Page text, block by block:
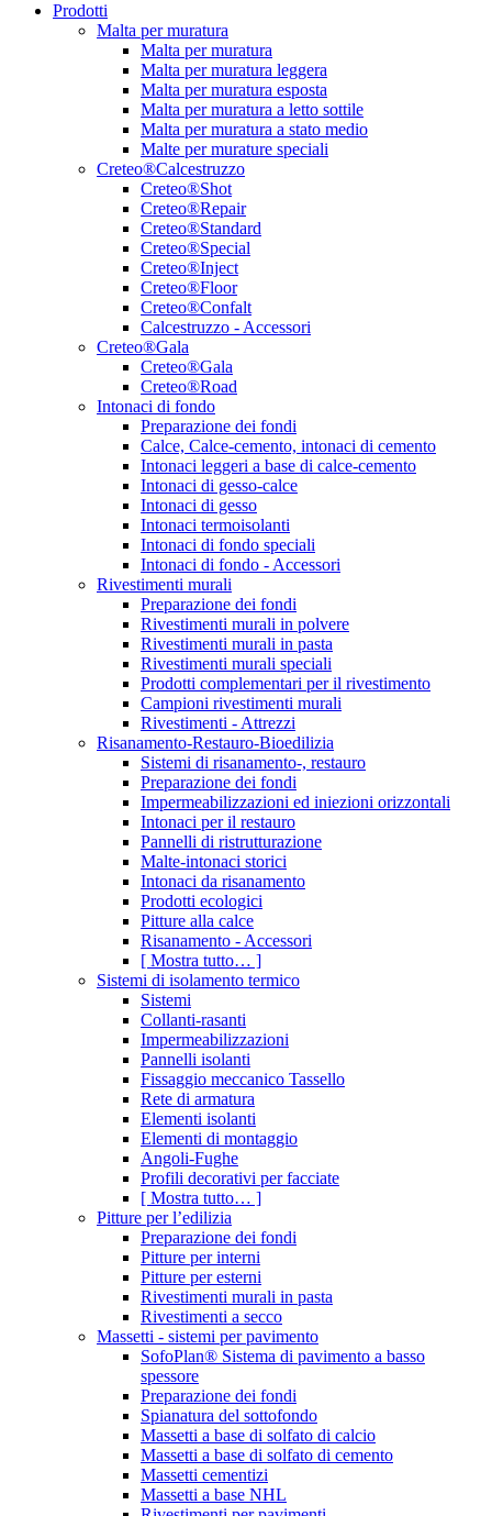
Prodotti
Malta per muratura
Malta per muratura
Malta per muratura leggera
Malta per muratura esposta
Malta per muratura a letto sottile
Malta per muratura a stato medio
Malte per murature speciali
Creteo®Calcestruzzo
Creteo®Shot
Creteo®Repair
Creteo®Standard
Creteo®Special
Creteo®Inject
Creteo®Floor
Creteo®Confalt
Calcestruzzo - Accessori
Creteo®Gala
Creteo®Gala
Creteo®Road
Intonaci di fondo
Preparazione dei fondi
Calce, Calce-cemento, intonaci di cemento
Intonaci leggeri a base di calce-cemento
Intonaci di gesso-calce
Intonaci di gesso
Intonaci termoisolanti
Intonaci di fondo speciali
Intonaci di fondo - Accessori
Rivestimenti murali
Preparazione dei fondi
Rivestimenti murali in polvere
Rivestimenti murali in pasta
Rivestimenti murali speciali
Prodotti complementari per il rivestimento
Campioni rivestimenti murali
Rivestimenti - Attrezzi
Risanamento-Restauro-Bioedilizia
Sistemi di risanamento-, restauro
Preparazione dei fondi
Impermeabilizzazioni ed iniezioni orizzontali
Intonaci per il restauro
Pannelli di ristrutturazione
Malte-intonaci storici
Intonaci da risanamento
Prodotti ecologici
Pitture alla calce
Risanamento - Accessori
[ Mostra tutto… ]
Sistemi di isolamento termico
Sistemi
Collanti-rasanti
Impermeabilizzazioni
Pannelli isolanti
Fissaggio meccanico Tassello
Rete di armatura
Elementi isolanti
Elementi di montaggio
Angoli-Fughe
Profili decorativi per facciate
[ Mostra tutto… ]
Pitture per l’edilizia
Preparazione dei fondi
Pitture per interni
Pitture per esterni
Rivestimenti murali in pasta
Rivestimenti a secco
Massetti - sistemi per pavimento
SofoPlan® Sistema di pavimento a basso
spessore
Preparazione dei fondi
Spianatura del sottofondo
Massetti a base di solfato di calcio
Massetti a base di solfato di cemento
Massetti cementizi
Massetti a base NHL